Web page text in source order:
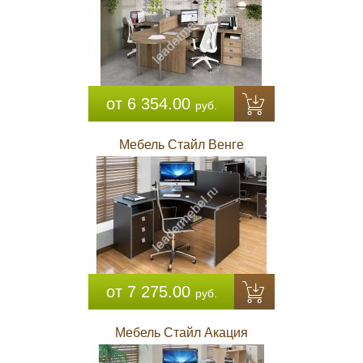
от 6 354.00 руб.
Мебель Стайл Венге
от 7 275.00 руб.
Мебель Стайл Акация